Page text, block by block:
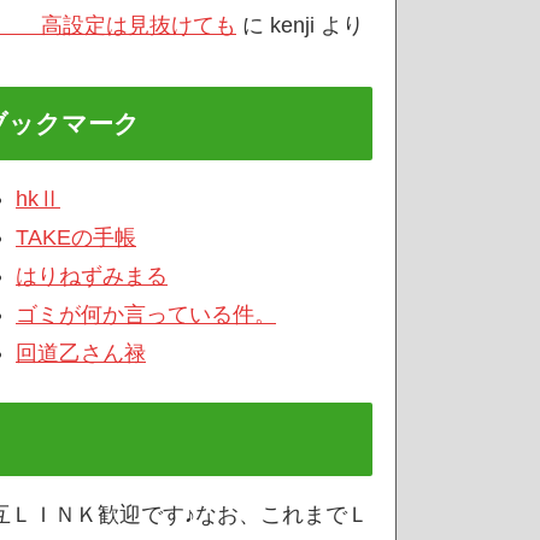
高設定は見抜けても に kenji より
ックマーク
hkⅡ
TAKEの手帳
はりねずみまる
ゴミが何か言っている件。
回道乙さん禄
ＬＩＮＫ歓迎です♪なお、これまでＬ